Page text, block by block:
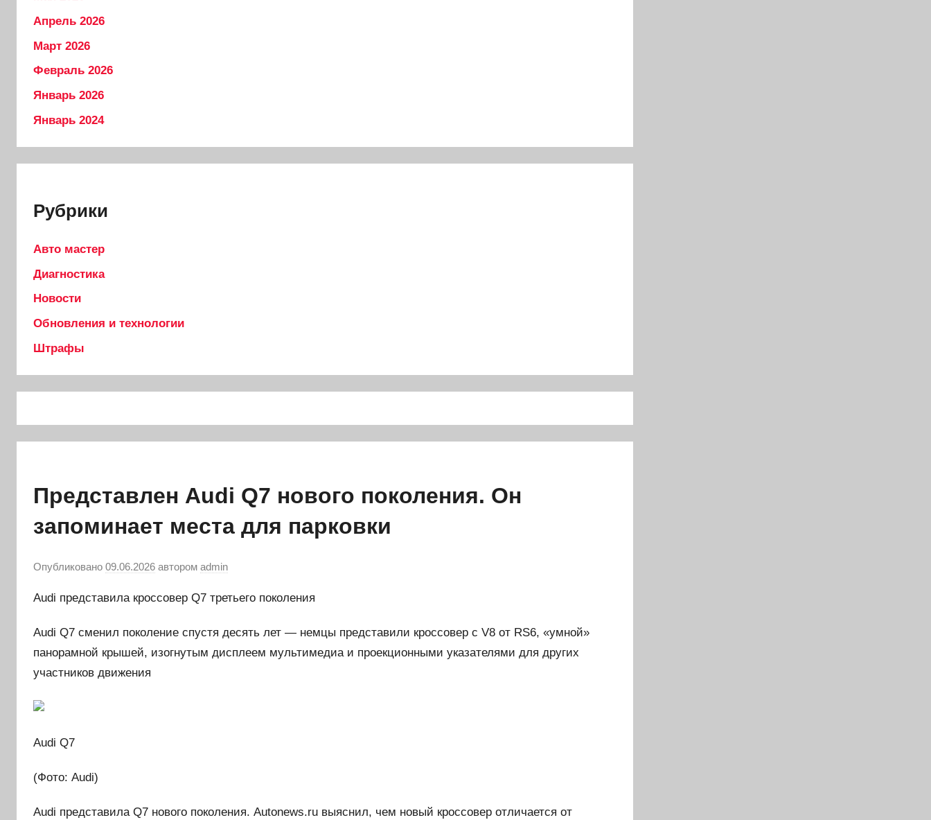
Представлен Audi Q7 нового поколения. Он
запоминает места для парковки
Опубликовано 09.06.2026 автором admin
Audi представила кроссовер Q7 третьего поколения
Audi Q7 сменил поколение спустя десять лет — немцы представили кроссовер с V8 от RS6, «умной»
панорамной крышей, изогнутым дисплеем мультимедиа и проекционными указателями для других
участников движения
Audi Q7
(Фото: Audi)
Audi представила Q7 нового поколения. Autonews.ru выяснил, чем новый кроссовер отличается от
Апрель 2026
Март 2026
Февраль 2026
Январь 2026
Январь 2024
Рубрики
Авто мастер
Диагностика
Новости
Обновления и технологии
Штрафы